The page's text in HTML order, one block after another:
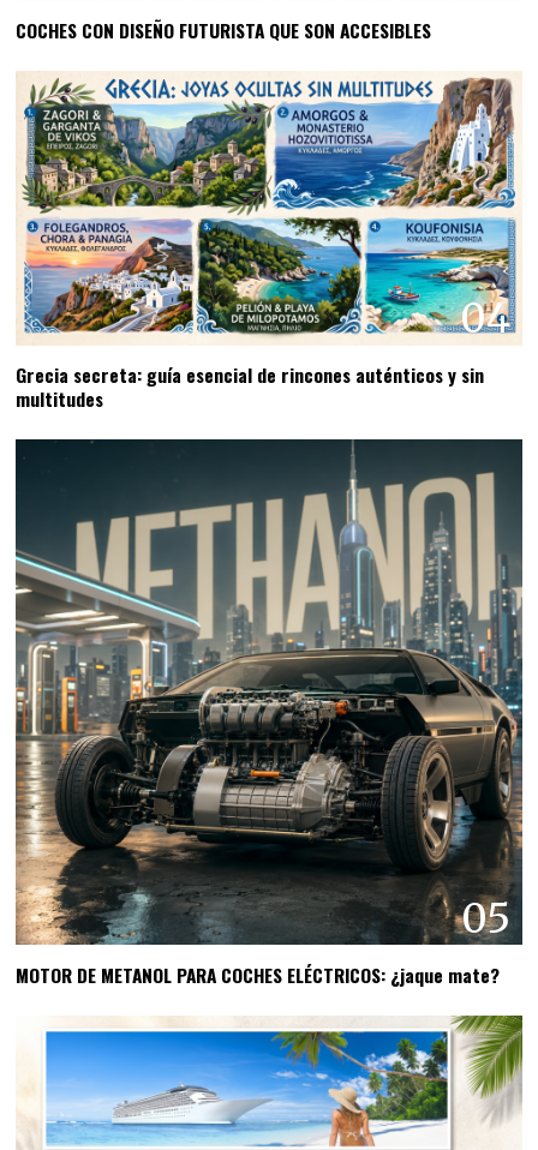
COCHES CON DISEÑO FUTURISTA QUE SON ACCESIBLES
04
Grecia secreta: guía esencial de rincones auténticos y sin
multitudes
05
MOTOR DE METANOL PARA COCHES ELÉCTRICOS: ¿jaque mate?